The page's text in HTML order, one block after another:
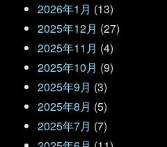
2026年1月 (13)
2025年12月 (27)
2025年11月 (4)
2025年10月 (9)
2025年9月 (3)
2025年8月 (5)
2025年7月 (7)